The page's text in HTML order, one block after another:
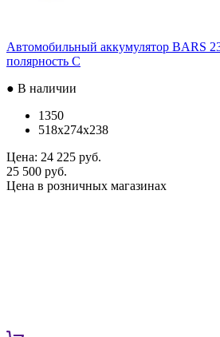
Автомобильный аккумулятор BARS
полярность C
● В наличии
1350
518x274x238
Цена: 24 225 руб.
25 500 руб.
Цена в розничных магазинах